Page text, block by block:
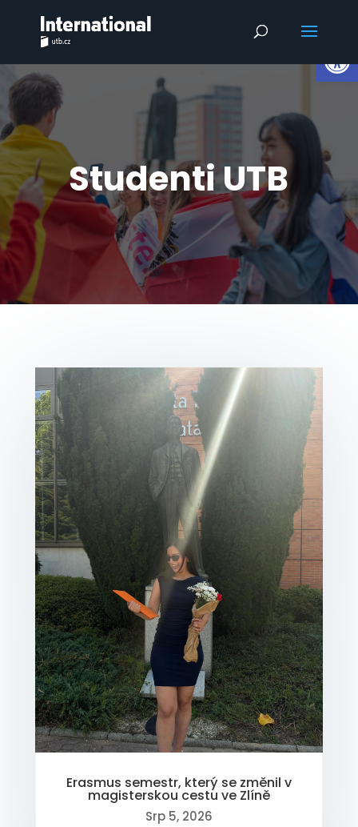
Studenti UTB
Erasmus semestr, který se změnil v
magisterskou cestu ve Zlíně
Srp 5, 2026